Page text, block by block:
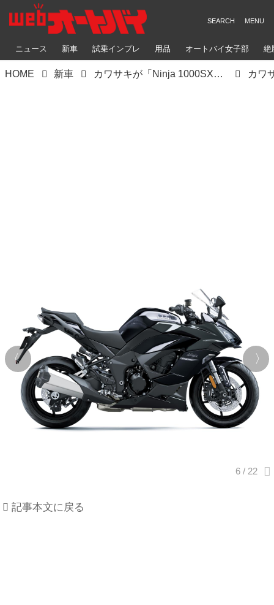
ニュース 新車 試乗インプレ 用品 オートバイ女子部 絶
HOME 新車 カワサキが「Ninja 1000SX」の2021年モデルを発表！ 2020年モデルと比較チェック
記事本文に戻る